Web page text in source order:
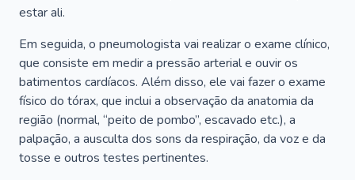
estar ali.
Em seguida, o pneumologista vai realizar o exame clínico,
que consiste em medir a pressão arterial e ouvir os
batimentos cardíacos. Além disso, ele vai fazer o exame
físico do tórax, que inclui a observação da anatomia da
região (normal, “peito de pombo”, escavado etc.), a
palpação, a ausculta dos sons da respiração, da voz e da
tosse e outros testes pertinentes.